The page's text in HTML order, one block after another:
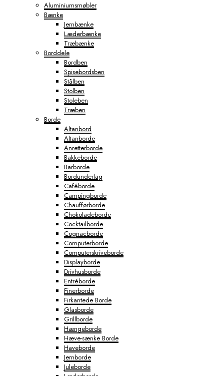
Aluminiumsmøbler
Bænke
Jernbænke
Læderbænke
Træbænke
Borddele
Bordben
Spisebordsben
Stålben
Stolben
Stoleben
Træben
Borde
Altanbord
Altanborde
Anretterborde
Bakkeborde
Barborde
Bordunderlag
Caféborde
Campingborde
Chaufførborde
Chokoladeborde
Cocktailborde
Cognacborde
Computerborde
Computerskriveborde
Displayborde
Drivhusborde
Entréborde
Finerborde
Firkantede Borde
Glasborde
Grillborde
Hængeborde
Hæve-sænke Borde
Haveborde
Jernborde
Juleborde